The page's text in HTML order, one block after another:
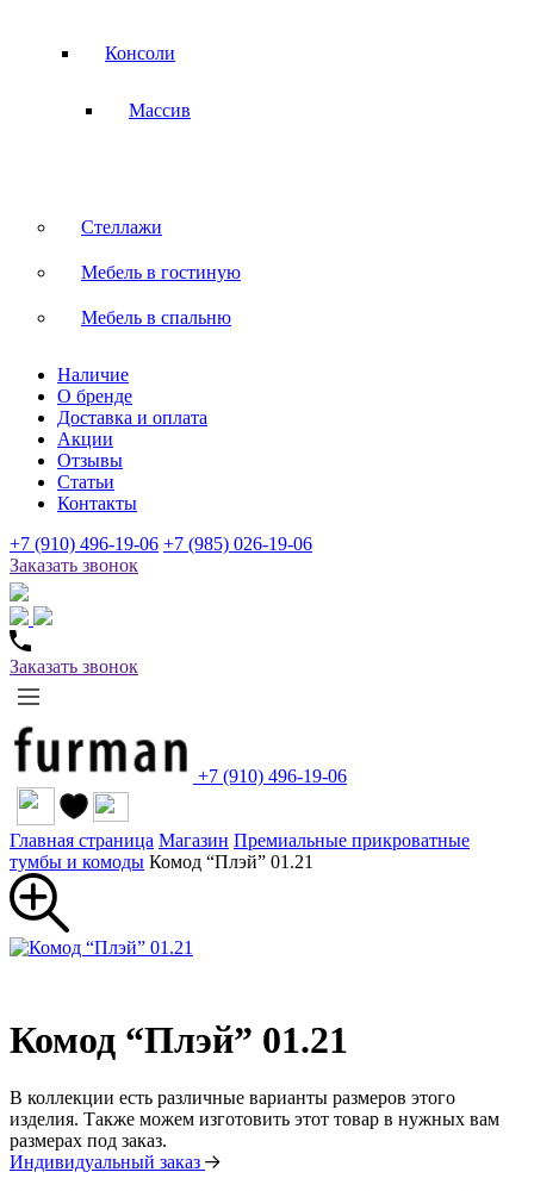
Консоли
Массив
Стеллажи
Мебель в гостиную
Мебель в спальню
Наличие
О бренде
Доставка и оплата
Акции
Отзывы
Статьи
Контакты
+7 (910) 496-19-06 +7 (985) 026-19-06
Заказать звонок
Заказать звонок
+7 (910) 496-19-06
Главная страница Магазин Премиальные прикроватные
тумбы и комоды Комод “Плэй” 01.21
Комод “Плэй” 01.21
В коллекции есть различные варианты размеров этого
изделия. Также можем изготовить этот товар в нужных вам
размерах под заказ.
Индивидуальный заказ